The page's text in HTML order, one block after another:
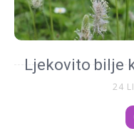
Ljekovito bilje
24